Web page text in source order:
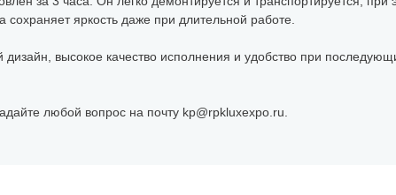
сохраняет яркость даже при длительной работе.
дизайн, высокое качество исполнения и удобство при
любой вопрос на почту kp@rpkluxexpo.ru.